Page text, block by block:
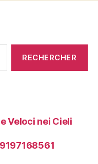
Veloci nei Cieli